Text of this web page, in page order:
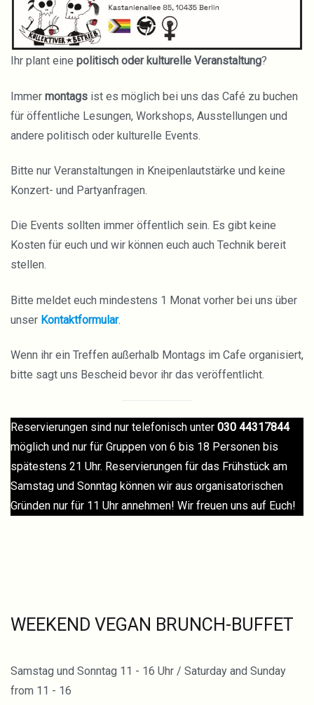
Ihr plant eine politisch oder kulturelle Veranstaltung?
Immer montags ist es möglich bei uns das Café zu buchen
für öffentliche Lesungen, Workshops, Ausstellungen und
andere politisch oder kulturelle Events.
Bitte nur Veranstaltungen in Kneipenlautstärke und keine
Konzert- und Partyanfragen.
Die Events sollten immer öffentlich sein. Es gibt keine
Kosten für euch und wir können euch auch Technik bereit
stellen.
Bitte meldet euch mindestens 1 Monat vorher bei uns über
unser Kontaktformular.
Wenn ihr ein Treffen außerhalb Montags im Cafe organisiert,
bitte sagt uns Bescheid bevor ihr das veröffentlicht.
Reservierungen sind nur telefonisch unter 030 44317844
möglich und nur für Gruppen von 6 bis 18 Personen bis
spätestens 21 Uhr. Reservierungen für das Frühstück am
Samstag und Sonntag können wir aus organisatorischen
Gründen nur für 11 Uhr annehmen! Wir freuen uns auf Euch!
WEEKEND VEGAN BRUNCH-BUFFET
Samstag und Sonntag 11 - 16 Uhr / Saturday and Sunday
from 11 - 16